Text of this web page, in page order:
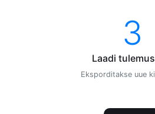
3
Laadi
Eksporditakse uue